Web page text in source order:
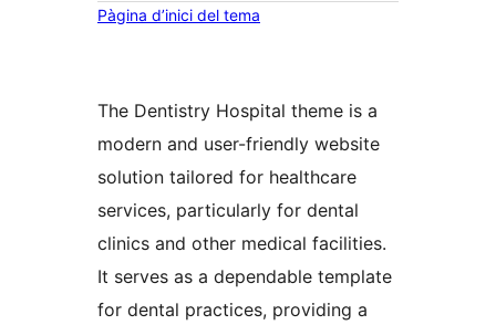
Pàgina d’inici del tema
The Dentistry Hospital theme is a
modern and user-friendly website
solution tailored for healthcare
services, particularly for dental
clinics and other medical facilities.
It serves as a dependable template
for dental practices, providing a